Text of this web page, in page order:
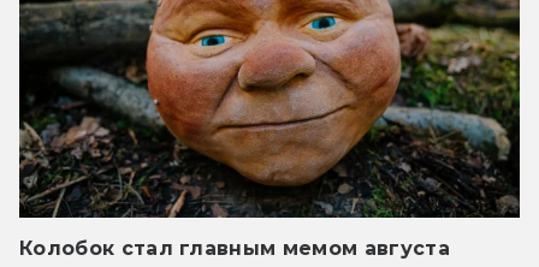
Колобок стал главным мемом августа